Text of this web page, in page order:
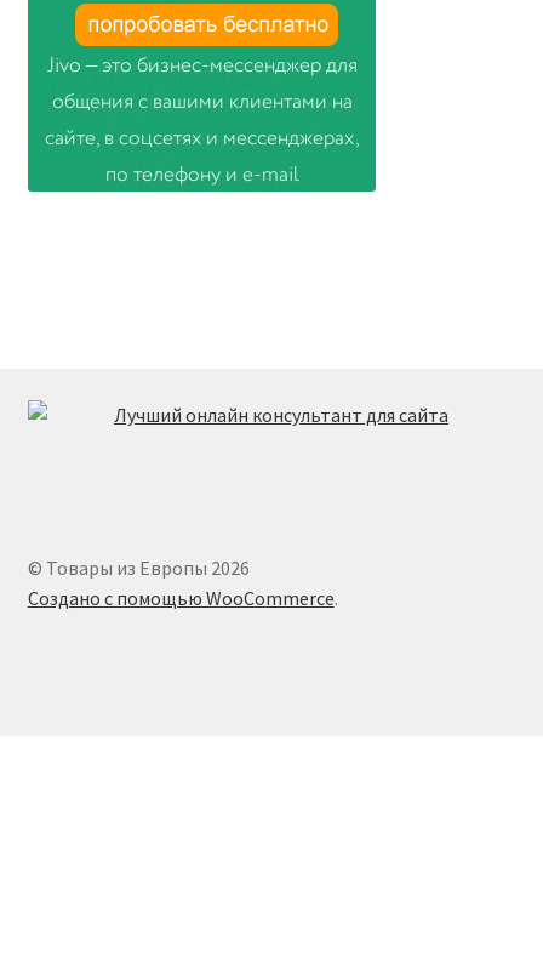
© Товары из Европы 2026
Создано с помощью WooCommerce.